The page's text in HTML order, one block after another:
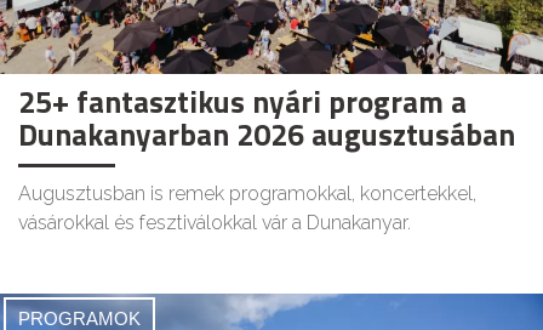
25+ fantasztikus nyári program a
Dunakanyarban 2026 augusztusában
Augusztusban is remek programokkal, koncertekkel,
vásárokkal és fesztiválokkal vár a Dunakanyar.
PROGRAMOK